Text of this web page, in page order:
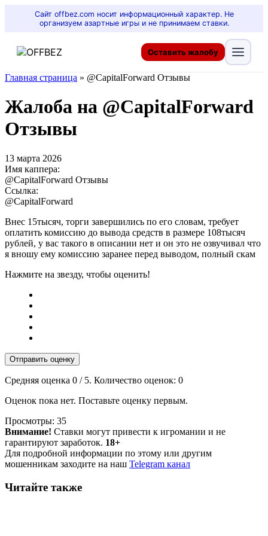
Сайт offbez.com носит информационный характер. Не
организуем азартные игры и не принимаем ставки.
Оставить жалобу
Главная страница » @CapitalForward Отзывы
Жалоба на @CapitalForward
Отзывы
13 марта 2026
Имя каппера:
@CapitalForward Отзывы
Ссылка:
@CapitalForward
Внес 15тысяч, торги завершились по его словам, требует
оплатить комиссию до вывода средств в размере 108тысяч
рублей, у вас такого в описании нет и он это не озвучивал что
я вношу ему комиссию заранее перед выводом, полный скам
Нажмите на звезду, чтобы оценить!
Отправить оценку
Средняя оценка 0 / 5. Количество оценок: 0
Оценок пока нет. Поставьте оценку первым.
Просмотры: 35
Внимание! Ставки могут привести к игромании и не
гарантируют заработок. 18+
Для подробной информации по этому или другим
мошенникам заходите на наш Telegram канал
Читайте также